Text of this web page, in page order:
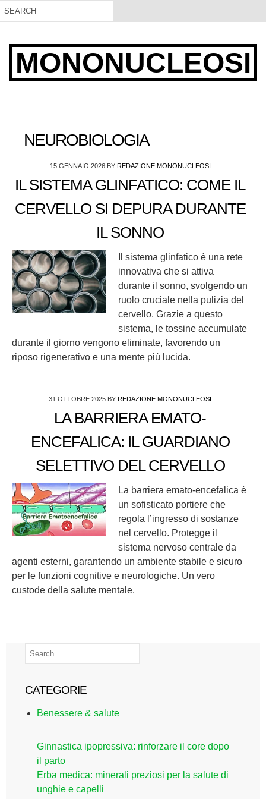
MONONUCLEOSI
NEUROBIOLOGIA
15 GENNAIO 2026BY REDAZIONE MONONUCLEOSI
IL SISTEMA GLINFATICO: COME IL
CERVELLO SI DEPURA DURANTE
IL SONNO
Il sistema glinfatico è una rete
innovativa che si attiva
durante il sonno, svolgendo un
ruolo cruciale nella pulizia del
cervello. Grazie a questo
sistema, le tossine accumulate
durante il giorno vengono eliminate, favorendo un
riposo rigenerativo e una mente più lucida.
31 OTTOBRE 2025 BY REDAZIONE MONONUCLEOSI
LA BARRIERA EMATO-
ENCEFALICA: IL GUARDIANO
SELETTIVO DEL CERVELLO
La barriera emato-encefalica è
un sofisticato portiere che
regola l’ingresso di sostanze
nel cervello. Protegge il
sistema nervoso centrale da
agenti esterni, garantendo un ambiente stabile e sicuro
per le funzioni cognitive e neurologiche. Un vero
custode della salute mentale.
CATEGORIE
Benessere & salute
Ginnastica ipopressiva: rinforzare il core dopo
il parto
Erba medica: minerali preziosi per la salute di
unghie e capelli